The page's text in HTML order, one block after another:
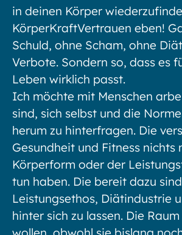
in deinen Körper
KörperKraftVertrauen eben!
Schuld, ohne Scham, ohne
Verbote. Sondern so, dass es
Leben wirklich passt.
Ich möchte mit Menschen
sind, sich selbst und die
herum zu hinterfragen. Die
Gesundheit und Fitness nichts
Körperform oder der
tun haben. Die bereit dazu
Leistungsethos, Diätindustrie
hinter sich zu lassen. Die